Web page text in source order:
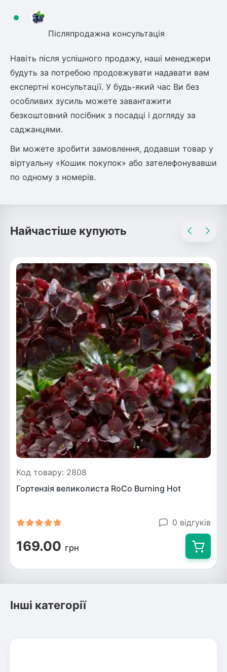
Післяпродажна консультація
Навіть після успішного продажу, наші менеджери
будуть за потребою продовжувати надавати вам
експертні консультації. У будь-який час Ви без
особливих зусиль можете завантажити
безкоштовний посібник з посадці і догляду за
саджанцями.
Ви можете зробити замовлення, додавши товар у
віртуальну «Кошик покупок» або зателефонувавши
по одному з номерів.
Найчастіше купують
Код товару: 2808
Гортензія великолиста RoCo Burning Hot
0 відгуків
169.00 грн
Інші категорії